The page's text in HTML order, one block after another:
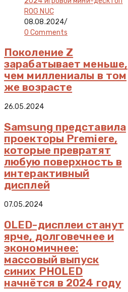
ROG NUC
08.08.2024/
0 Comments
Поколение Z
зарабатывает меньше,
чем миллениалы в том
же возрасте
26.05.2024
Samsung представила
проекторы Premiere,
которые превратят
любую поверхность в
интерактивный
дисплей
07.05.2024
OLED-дисплеи станут
ярче, долговечнее и
экономичнее:
массовый выпуск
синих PHOLED
начнётся в 2024 году